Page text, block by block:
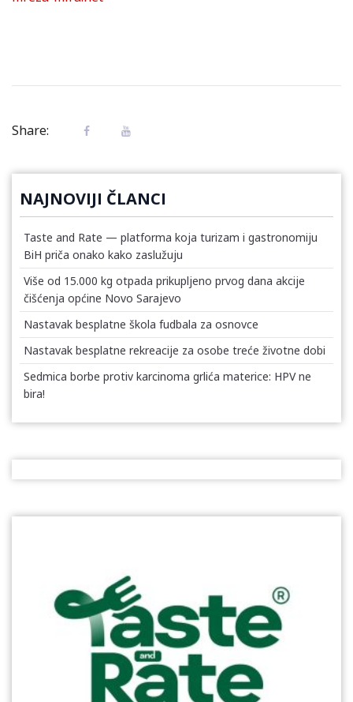
Share:
NAJNOVIJI ČLANCI
Taste and Rate — platforma koja turizam i gastronomiju
BiH priča onako kako zaslužuju
Više od 15.000 kg otpada prikupljeno prvog dana akcije
čišćenja općine Novo Sarajevo
Nastavak besplatne škola fudbala za osnovce
Nastavak besplatne rekreacije za osobe treće životne dobi
Sedmica borbe protiv karcinoma grlića materice: HPV ne
bira!